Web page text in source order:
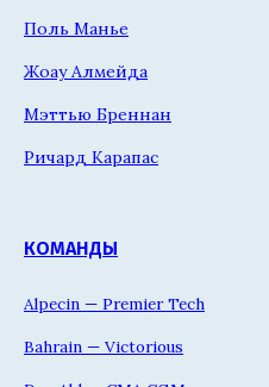
Поль Манье
Жоау Алмейда
Мэттью Бреннан
Ричард Карапас
КОМАНДЫ
Alpecin — Premier Tech
Bahrain — Victorious